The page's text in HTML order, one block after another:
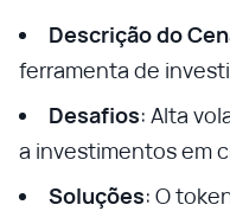
Descrição do
ferramenta de
Desafios: Alta
a investimentos em
Soluções: O